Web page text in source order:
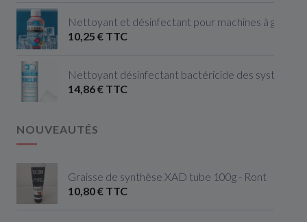
Nettoyant et désinfectant pour machines à
10,25 € TTC
Nettoyant désinfectant bactéricide des systèmes
14,86 € TTC
NOUVEAUTÉS
Graisse de synthèse XAD tube 100g - Ront
10,80 € TTC